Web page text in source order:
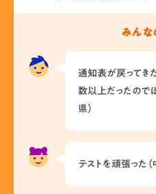
みんな
通知表が戻ってき
数以上だったので
県）
テストを頑張った（